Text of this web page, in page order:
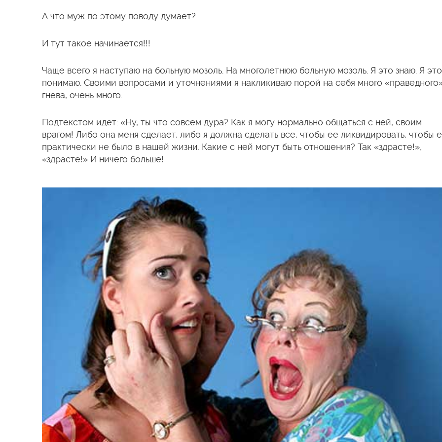
А что муж по этому поводу думает?
И тут такое начинается!!!
Чаще всего я наступаю на больную мозоль. На многолетнюю больную мозоль. Я это знаю. Я это
понимаю. Своими вопросами и уточнениями я накликиваю порой на себя много
гнева, очень много.
Подтекстом идет: «Ну, ты что совсем дура? Как я могу нормально общаться с ней, своим
врагом! Либо она меня сделает, либо я должна сделать все, чтобы ее ликвидировать, чтобы
практически не было в нашей жизни. Какие с ней могут быть отношения? Так «здрасте!»,
«здрасте!» И ничего больше!